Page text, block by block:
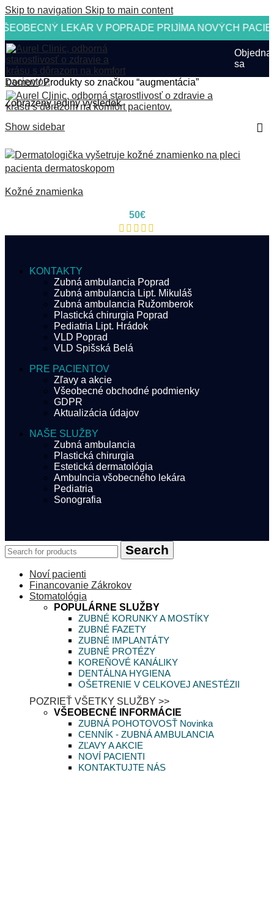
Skip to navigation Skip to main content
LEKÁR V POPRADE PRIJÍMA NOVÝCH
sa
Domov/ Produkty so značkou “augmentácia”
Zobrazený jediný výsledok
Show sidebar
Kožné znamienka
50€
KONTAKTY
Zubná ambulancia Poprad
Zubná ambulancia Lipt. Mikuláš
Zubná ambulancia Ružomberok
Plastická chirurgia Poprad
Pediatria Lipt. Hrádok
VLD Poprad
VLD Spišská Belá
PRE PACIENTOV
Zľavy a akcie
Všeobecné obchodné podmienky
GDPR
Aktualizácia údajov
NAŠE SLUŽBY
Zubná ambulancia
Plastická chirurgia
Estetická dermatológia
Ambulncia všobecného lekára
Pediatria
Sonografia
Search
Noví pacienti
Financovanie Zákrokov
Stomatológia
POPULÁRNE SLUŽBY
ZUBNÉ KORUNKY A MOSTÍKY
ZUBNÉ FAZETY
ZUBNÉ IMPLANTÁTY
ZUBNÉ PROTÉZY
KOREŇOVÉ KANÁLIKY
DENTÁLNA HYGIENA
OŠETRENIE V CELKOVEJ ANESTÉZII
POZRIEŤ VŠETKY SLUŽBY >>
VŠEOBECNÉ INFORMÁCIE
ZUBNÁ POHOTOVOSŤ Novinka
CENNÍK - ZUBNÁ AMBULANCIA
ZĽAVY A AKCIE
NOVÍ PACIENTI
KONTAKTUJTE NÁS